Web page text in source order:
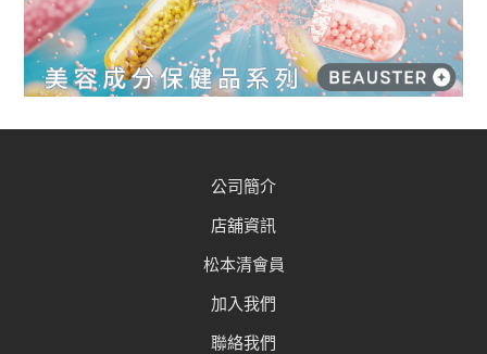
公司簡介
店舖資訊
松本清會員
加入我們
聯絡我們